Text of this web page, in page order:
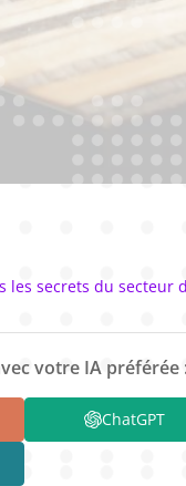
les secrets du secteur
votre IA préférée
ChatGPT